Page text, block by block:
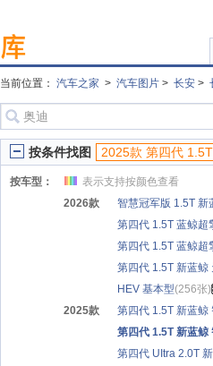
当前位置： 汽车之家 > 汽车图片 > 长安 >
按条件找图 2025款 第四代
按车型：
表示支持按颜色查看
2026款
智慧冠军版 1.5T 新
第四代 1.5T 蓝鲸超
第四代 1.5T 蓝鲸超
第四代 1.5T 新蓝鲸
HEV 基本型(256张)
2025款
第四代 1.5T 新蓝鲸
第四代 1.5T 新蓝鲸
第四代 UItra 2.0T